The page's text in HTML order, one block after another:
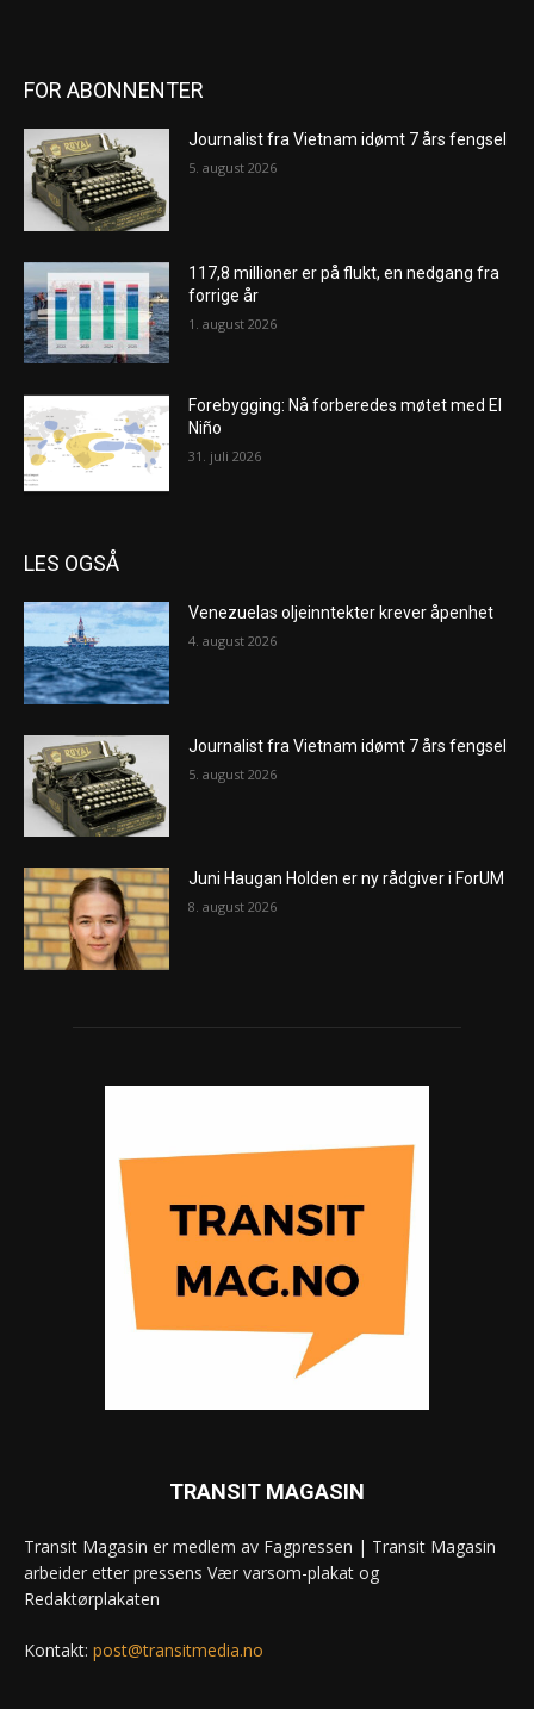
FOR ABONNENTER
Journalist fra Vietnam idømt 7 års fengsel
5. august 2026
117,8 millioner er på flukt, en nedgang fra
forrige år
1. august 2026
Forebygging: Nå forberedes møtet med El
Niño
31. juli 2026
LES OGSÅ
Venezuelas oljeinntekter krever åpenhet
4. august 2026
Journalist fra Vietnam idømt 7 års fengsel
5. august 2026
Juni Haugan Holden er ny rådgiver i ForUM
8. august 2026
TRANSIT MAGASIN
Transit Magasin er medlem av Fagpressen | Transit Magasin
arbeider etter pressens Vær varsom-plakat og
Redaktørplakaten
Kontakt: post@transitmedia.no